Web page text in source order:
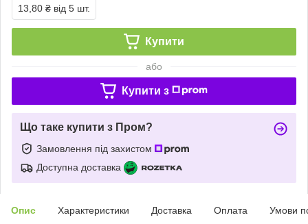
13,80 ₴ від 5 шт.
Купити
або
Купити з
Що таке купити з Пром?
Замовлення під захистом
Доступна доставка
Опис Характеристики Доставка Оплата Умови